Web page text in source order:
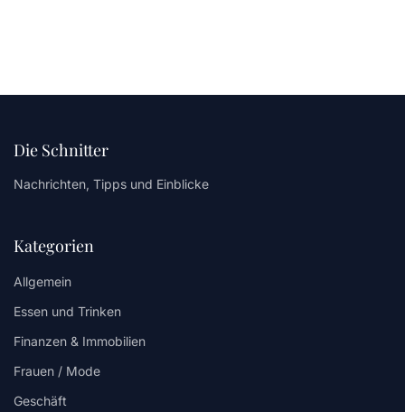
Die Schnitter
Nachrichten, Tipps und Einblicke
Kategorien
Allgemein
Essen und Trinken
Finanzen & Immobilien
Frauen / Mode
Geschäft